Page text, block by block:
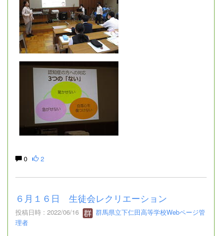
0 2
６月１６日 生徒会レクリエーション
投稿日時 : 2022/06/16
群馬県立下仁田高等学校Webページ管
理者